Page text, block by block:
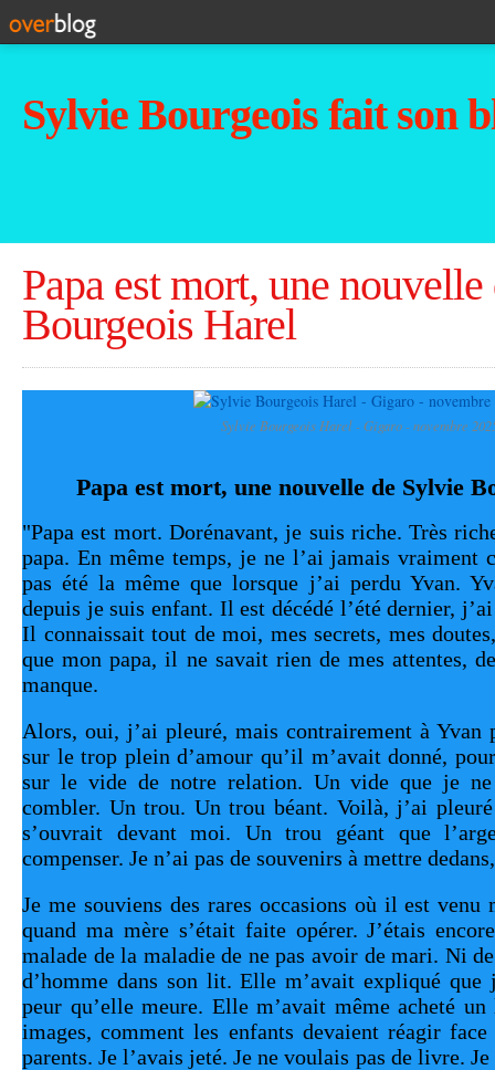
Sylvie Bourgeois fait son
Papa est mort, une
Bourgeois Harel
Sylvie Bourgeois Harel - Gigaro - novembre
Papa est mort, une nouvelle de Sylvie
"Papa est mort. Dorénavant, je suis riche. Très
papa. En même temps, je ne l’ai jamais vraiment
pas été la même que lorsque j’ai perdu Yvan.
depuis je suis enfant. Il est décédé l’été dernier,
Il connaissait tout de moi, mes secrets, mes
que mon papa, il ne savait rien de mes attentes,
manque.
Alors, oui, j’ai pleuré, mais contrairement à Yvan
sur le trop plein d’amour qu’il m’avait donné,
sur le vide de notre relation. Un vide que je
combler. Un trou. Un trou béant. Voilà, j’ai
s’ouvrait devant moi. Un trou géant que
compenser. Je n’ai pas de souvenirs à mettre
Je me souviens des rares occasions où il est venu
quand ma mère s’était faite opérer. J’étais
malade de la maladie de ne pas avoir de mari. Ni
d’homme dans son lit. Elle m’avait expliqué que
peur qu’elle meure. Elle m’avait même acheté
images, comment les enfants devaient réagir
parents. Je l’avais jeté. Je ne voulais pas de livre.